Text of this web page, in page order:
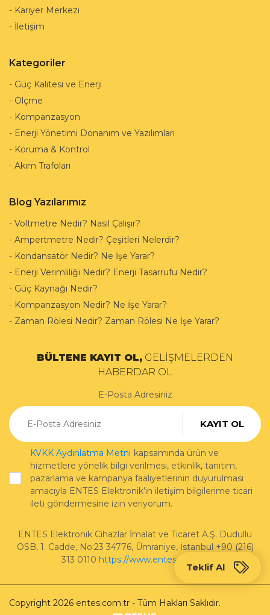
- Kariyer Merkezi
- İletişim
Kategoriler
- Güç Kalitesi ve Enerji
- Ölçme
- Kompanzasyon
- Enerji Yönetimi Donanım ve Yazılımları
- Koruma & Kontrol
- Akım Trafoları
Blog Yazılarımız
- Voltmetre Nedir? Nasıl Çalışır?
- Ampertmetre Nedir? Çeşitleri Nelerdir?
- Kondansatör Nedir? Ne İşe Yarar?
- Enerji Verimliliği Nedir? Enerji Tasarrufu Nedir?
- Güç Kaynağı Nedir?
- Kompanzasyon Nedir? Ne İşe Yarar?
- Zaman Rölesi Nedir? Zaman Rölesi Ne İşe Yarar?
BÜLTENE KAYIT OL, GELİŞMELERDEN
HABERDAR OL
E-Posta Adresiniz
KAYIT OL
KVKK Aydınlatma Metni kapsamında ürün ve
hizmetlere yönelik bilgi verilmesi, etkinlik, tanıtım,
pazarlama ve kampanya faaliyetlerinin duyurulması
amacıyla ENTES Elektronik’in iletişim bilgilerime ticari
ileti göndermesine izin veriyorum.
ENTES Elektronik Cihazlar İmalat ve Ticaret A.Ş. Dudullu
OSB, 1. Cadde, No:23 34776, Ümraniye, İstanbul +90 (216)
313 0110 https://www.entes.com.tr/
Copyright 2026 entes.com.tr - Tüm Hakları Saklıdır.
Teklif Al